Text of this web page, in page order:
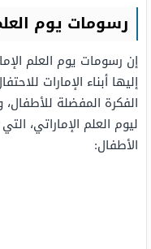
رسومات يوم العلم
إن رسومات يوم العلم
إليها أبناء الإمارات
الفكرة المفضلة
ليوم العلم الإماراتي،
الأطفال: